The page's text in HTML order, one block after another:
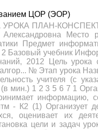
ЦОР (ЭОР)
ПЛАН-КОНСПЕКТ
Александровна
Предмет
Базовый учебник
2012 Цель урока
№ Этап урока
учителя (с
(в мин.) 1 2 3 5 6 7 1
- К2 (1) Организует
оценивает их
цели и задач